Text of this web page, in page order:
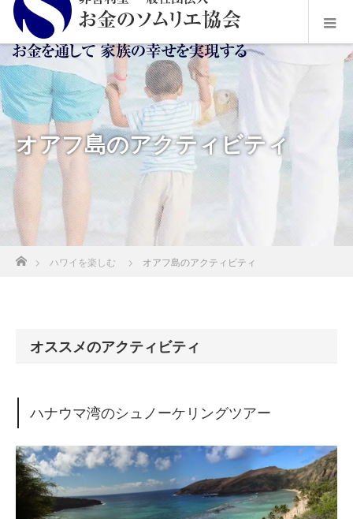
オアフ島のアクティビティ
ハワイを楽しむ オアフ島のアクティビティ
オススメのアクティビティ
ハナウマ湾のシュノーケリングツアー